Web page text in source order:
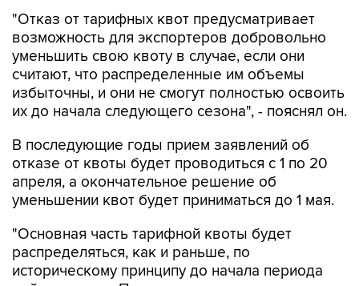
"Отказ от тарифных квот предусматривает
возможность для экспортеров добровольно
уменьшить свою квоту в случае, если они
считают, что распределенные им объемы
избыточны, и они не смогут полностью освоить
их до начала следующего сезона", - пояснял он.
В последующие годы прием заявлений об
отказе от квоты будет проводиться с 1 по 20
апреля, а окончательное решение об
уменьшении квот будет приниматься до 1 мая.
"Основная часть тарифной квоты будет
распределяться, как и раньше, по
историческому принципу до начала периода